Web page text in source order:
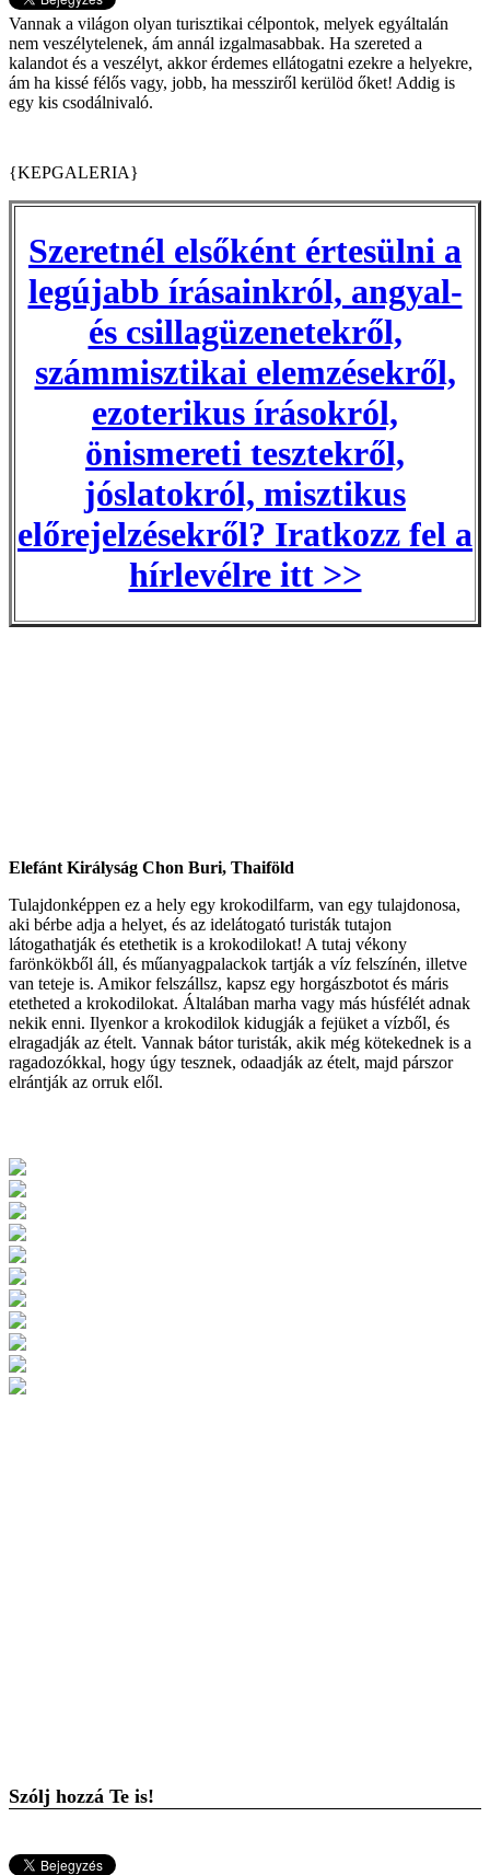
Vannak a világon olyan turisztikai célpontok, melyek egyáltalán
nem veszélytelenek, ám annál izgalmasabbak. Ha szereted a
kalandot és a veszélyt, akkor érdemes ellátogatni ezekre a helyekre,
ám ha kissé félős vagy, jobb, ha messziről kerülöd őket! Addig is
egy kis csodálnivaló.
{KEPGALERIA}
Szeretnél elsőként értesülni a
legújabb írásainkról, angyal-
és csillagüzenetekről,
számmisztikai elemzésekről,
ezoterikus írásokról,
önismereti tesztekről,
jóslatokról, misztikus
előrejelzésekről? Iratkozz fel a
hírlevélre itt >>
Elefánt Királyság Chon Buri, Thaiföld
Tulajdonképpen ez a hely egy krokodilfarm, van egy tulajdonosa,
aki bérbe adja a helyet, és az idelátogató turisták tutajon
látogathatják és etethetik is a krokodilokat! A tutaj vékony
farönkökből áll, és műanyagpalackok tartják a víz felszínén, illetve
van teteje is. Amikor felszállsz, kapsz egy horgászbotot és máris
etetheted a krokodilokat. Általában marha vagy más húsfélét adnak
nekik enni. Ilyenkor a krokodilok kidugják a fejüket a vízből, és
elragadják az ételt. Vannak bátor turisták, akik még kötekednek is a
ragadozókkal, hogy úgy tesznek, odaadják az ételt, majd párszor
elrántják az orruk elől.
Szólj hozzá Te is!